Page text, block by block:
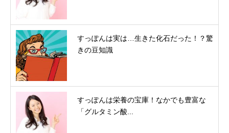
すっぽんは実は…生きた化石だった！？驚
きの豆知識
すっぽんは栄養の宝庫！なかでも豊富な
「グルタミン酸...